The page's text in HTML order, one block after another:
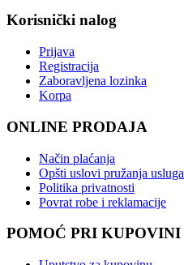
Korisnički nalog
Prijava
Registracija
Zaboravljena lozinka
Korpa
ONLINE PRODAJA
Način plaćanja
Opšti uslovi pružanja usluga
Politika privatnosti
Povrat robe i reklamacije
POMOĆ PRI KUPOVINI